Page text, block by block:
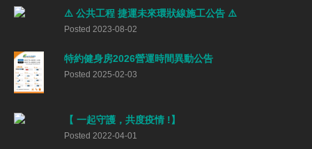
⚠️ 公共工程 捷運未來環狀線施工公告 ⚠️
Posted 2023-08-02
特約健身房2026營運時間異動公告
Posted 2025-02-03
【 一起守護，共度疫情 !】
Posted 2022-04-01